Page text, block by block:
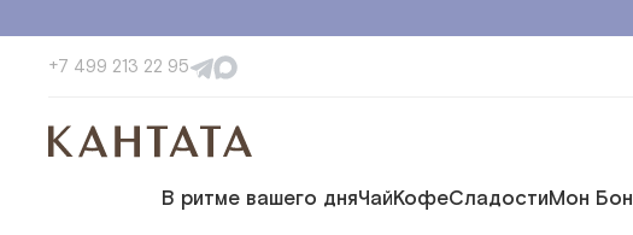
+7 499 213 22 95
В ритме вашего дняЧайКофеСладостиМон Бон